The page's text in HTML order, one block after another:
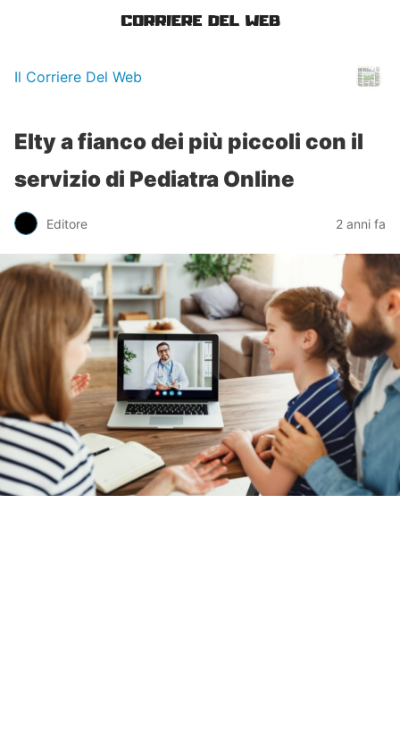
Il Corriere Del Web
Elty a fianco dei più piccoli con il
servizio di Pediatra Online
Editore 2 anni fa